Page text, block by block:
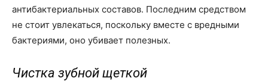
антибактериальных составов. Последним средством
не стоит увлекаться, поскольку вместе с вредными
бактериями, оно убивает полезных.
Чистка зубной щеткой